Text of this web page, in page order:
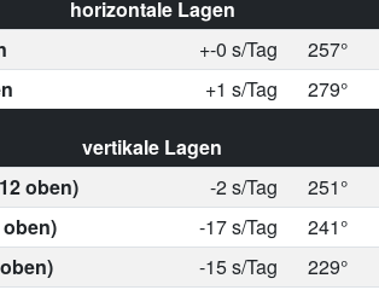
horizontale Lagen
+-0 s/Tag
257°
+1 s/Tag 279°
vertikale Lagen
oben)
-2 s/Tag
251°
-17 s/Tag
241°
-15 s/Tag
229°